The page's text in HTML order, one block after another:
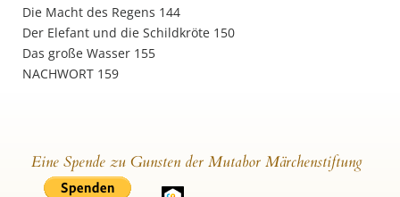
Die Macht des Regens 144
Der Elefant und die Schildkröte 150
Das große Wasser 155
NACHWORT 159
Eine Spende zu Gunsten der Mutabor Märchenstiftung